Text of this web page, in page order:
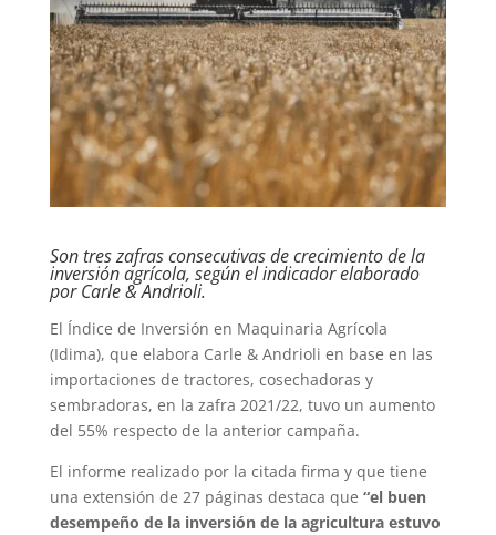
Son tres zafras consecutivas de crecimiento de la
inversión agrícola, según el indicador elaborado
por Carle & Andrioli.
El Índice de Inversión en Maquinaria Agrícola
(Idima), que elabora Carle & Andrioli en base en las
importaciones de tractores, cosechadoras y
sembradoras, en la zafra 2021/22, tuvo un aumento
del 55% respecto de la anterior campaña.
El informe realizado por la citada firma y que tiene
una extensión de 27 páginas destaca que “el buen
desempeño de la inversión de la agricultura estuvo